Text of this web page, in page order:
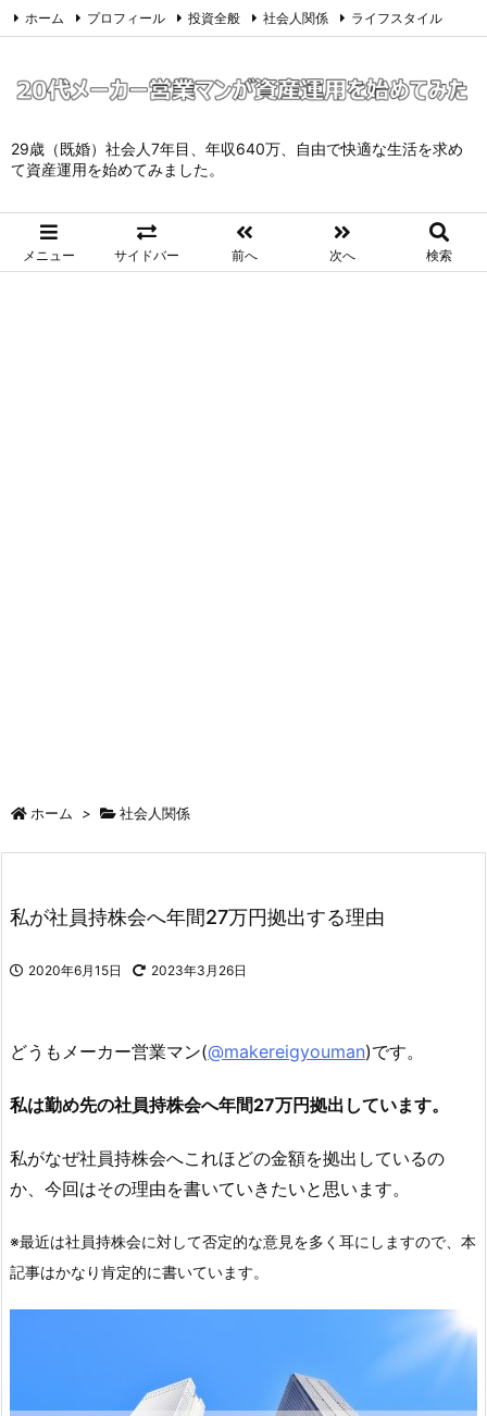
29歳（既婚）社会人7年目、年収640万、自由で快適な生活を求め
て資産運用を始めてみました。
メニュー サイドバー 前へ 次へ 検索
ホーム プロフィール 投資全般 社会人関係 ライフスタイル
Feedly
ホーム > 社会人関係
私が社員持株会へ年間27万円拠出する理由
2020年6月15日 2023年3月26日
どうもメーカー営業マン(@makereigyouman)です。
私は勤め先の社員持株会へ年間27万円拠出しています。
私がなぜ社員持株会へこれほどの金額を拠出しているの
か、今回はその理由を書いていきたいと思います。
※最近は社員持株会に対して否定的な意見を多く耳にしますので、本
記事はかなり肯定的に書いています。